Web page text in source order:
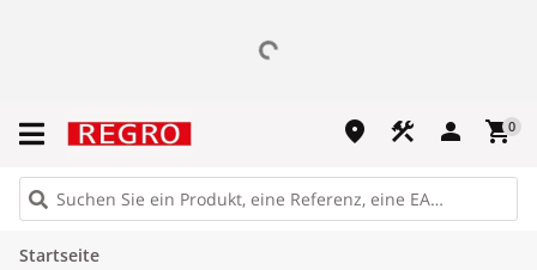
place construction person shopping_cart0
Startseite